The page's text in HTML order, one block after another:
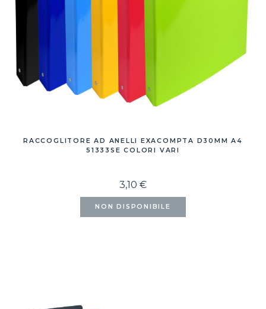
RACCOGLITORE AD ANELLI EXACOMPTA D30MM A4
51333SE COLORI VARI
3,10 €
NON DISPONIBILE